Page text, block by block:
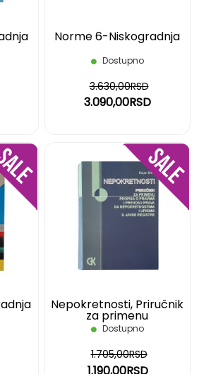
Norme 6-Niskogradnja
Dostupno
3.090,00RSD
3.630,00RSD
DODAJ
NA
Nepokretnosti, Priručnik
za primenu
Dostupno
1.190,00RSD
1.705,00RSD
NA